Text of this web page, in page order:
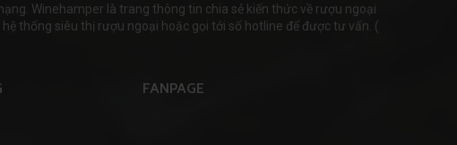
Winehamper là trang thông tin chia sẻ kiến thức về rượu ngoại
thống siêu thị rượu ngoại hoặc gọi tới số hotline để được tư vấn. (
FANPAGE